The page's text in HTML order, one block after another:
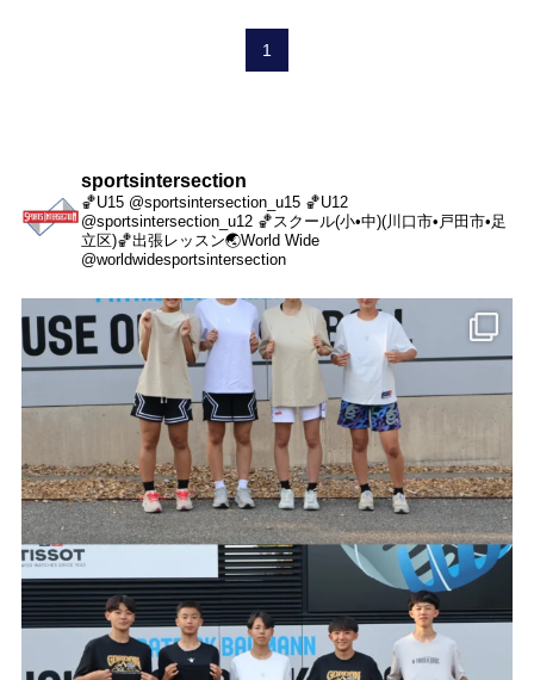
1
sportsintersection
🏀U15 @sportsintersection_u15 🏀U12
@sportsintersection_u12 🏀スクール(小•中)(川口市•戸田市•足
立区)🏀出張レッスン🌏World Wide
@worldwidesportsintersection